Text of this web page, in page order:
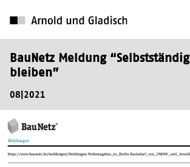
BauNetz Meldung “Selbstständig
bleiben”
08|2021